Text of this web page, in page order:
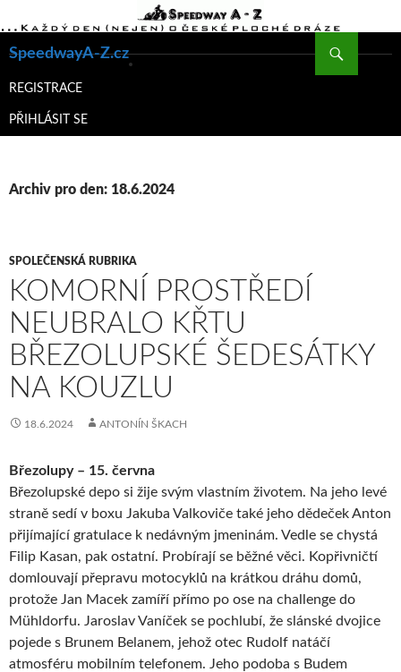
SpeedwayA-Z.cz
K
WEBU
REGISTRACE
PŘIHLÁSIT SE
Archiv pro den: 18.6.2024
SPOLEČENSKÁ RUBRIKA
KOMORNÍ PROSTŘEDÍ
NEUBRALO KŘTU
BŘEZOLUPSKÉ ŠEDESÁTKY
NA KOUZLU
18.6.2024 ANTONÍN ŠKACH
Březolupy – 15. června
Březolupské depo si žije svým vlastním životem. Na jeho levé
straně sedí v boxu Jakuba Valkoviče také jeho dědeček Anton
přijímající gratulace k nedávným jmeninám. Vedle se chystá
Filip Kasan, pak ostatní. Probírají se běžné věci. Kopřivničtí
domlouvají přepravu motocyklů na krátkou dráhu domů,
protože Jan Macek zamíří přímo po ose na challenge do
Mühldorfu. Jaroslav Vaníček se pochlubí, že slánské dvojice
pojede s Brunem Belanem, jehož otec Rudolf natáčí
atmosféru mobilním telefonem. Jeho podoba s Budem